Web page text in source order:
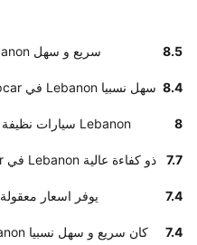
تسليم Europcar السيارة في Lebanon سريع و سهل 8.5
أخبرنا زبائننا أن إيجاد مكتب Europcar في Lebanon سهل نسبيا 8.4
على حسب العملاء Europcar سيارات نظيفة في Lebanon 8
أخبرنا زبائننا أن موظفي Europcar في Lebanon ذو كفاءة عالية 7.7
وفق تقديرات العملاء , Europcar يوفر اسعار معقولة 7.4
استلام سيارة Europcar في Lebanon كان سريع و سهل نسبيا 7.4